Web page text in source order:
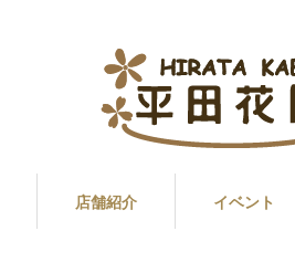
店舗紹介 イベント